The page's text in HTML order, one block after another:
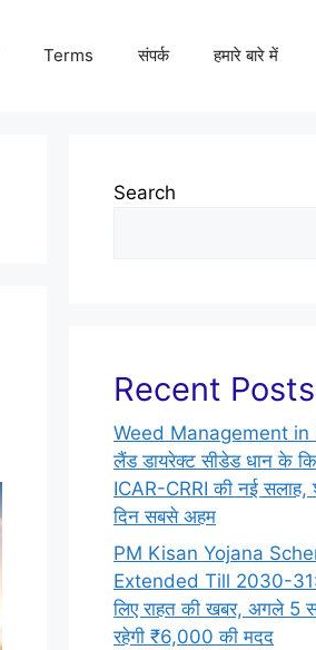
Terms संपर्क हमारे बारे में
Search
Recent Posts
Weed Management in
लैंड डायरेक्ट सीडेड धान के
ICAR-CRRI की नई
दिन सबसे अहम
PM Kisan Yojana
Extended Till 2030-31:
लिए राहत की खबर, अगले 5
रहेगी ₹6,000 की मदद